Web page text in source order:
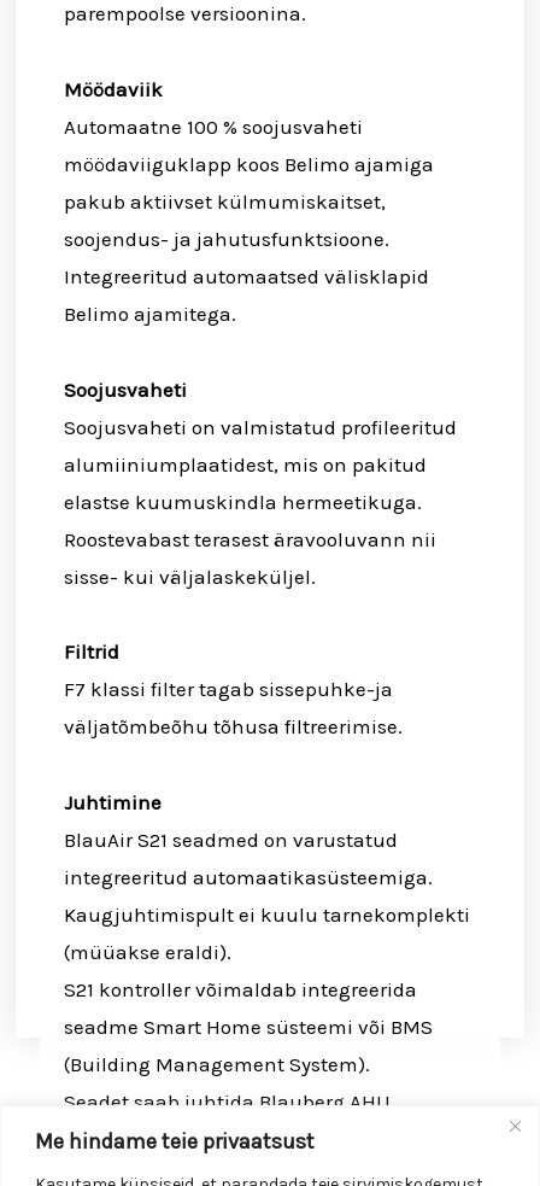
Me hindame teie privaatsust
parempoolse versioonina.
Möödaviik
Automaatne 100 % soojusvaheti
möödaviiguklapp koos Belimo ajamiga
pakub aktiivset külmumiskaitset,
soojendus- ja jahutusfunktsioone.
Integreeritud automaatsed välisklapid
Belimo ajamitega.
Soojusvaheti
Soojusvaheti on valmistatud profileeritud
alumiiniumplaatidest, mis on pakitud
elastse kuumuskindla hermeetikuga.
Roostevabast terasest äravooluvann nii
sisse- kui väljalaskeküljel.
Filtrid
F7 klassi filter tagab sissepuhke-ja
väljatõmbeõhu tõhusa filtreerimise.
Juhtimine
BlauAir S21 seadmed on varustatud
integreeritud automaatikasüsteemiga.
Kaugjuhtimispult ei kuulu tarnekomplekti
(müüakse eraldi).
S21 kontroller võimaldab integreerida
seadme Smart Home süsteemi või BMS
(Building Management System).
Seadet saab juhtida Blauberg AHU
mobiilirakendusega Wi-Fi kaudu.